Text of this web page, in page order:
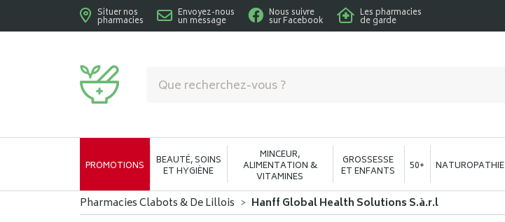
Situer nos
pharmacies
Envoyez-nous
un message
Nous suivre
sur Facebook
Les pharmacies
de garde
PROMOTIONS BEAUTÉ, SOINS
ET HYGIÈNE
MINCEUR,
ALIMENTATION &
VITAMINES
GROSSESSE
ET ENFANTS 50+ NATUROPATHIE
Pharmacies Clabots & De Lillois Hanff Global Health Solutions S.à.r.l